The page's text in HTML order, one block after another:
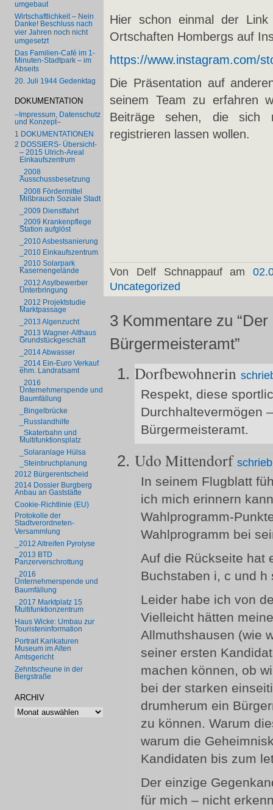
umgebaut
Wirtschaftlichkeit – Nein
Danke! Beschluss nach
vier Jahren noch nicht
umgesetzt
Das Familien-Café im 1-
Minuten-Stadtpark – im
Abseits
20. Juli 1944 Gedenktag
DOKUMENTATION
–Impressum, Datenschutz
und Konzept–
1 DOKUMENTATIONEN
2 DOSSIERS- Übersicht-
– 2015 Ulrich-Areal
Einkaufszentrum
_2008
Ausschussbesetzung
_2008 Fördermittel
Mißbrauch Soziale Stadt
_2009 Dienstfahrt
_2009 Krankenpflege
Station aufglöst
_2010 Asbestsanierung
_2010 Einkaufszentrum
_2010 Solarpark
Kasernengelände
_2012 Asylbewerber
Unterbringung
_2012 Projektstudie
Marktpassage
_2013 Algenzucht
_2013 Wagner-Althaus
Grundstückgeschäft
_2014 Abwasser
_2014 Ein-Euro Verkauf
ehm. Landratsamt
_2016
Unternehmerspende und
Baumfällung
_Bingelbrücke
_Russlandhilfe
_Skaterbahn und
Multifunktionsplatz
_Solaranlage Hülsa
_Steinbruchplanung
2012 Bürgerentscheid
2014 Dossier Burgberg
Anbau an Gaststätte
Cookie-Richtlinie (EU)
Protokolle der
Stadtverordneten-
Versammlung
_2012 Altreifen Pyrolyse
_2013 BTD
Panzerverschrottung
_2016
Unternehmerspende und
Baumfällung
_2017 Marktplatz 15
Multifunktionzentrum
Haus Wicke: Umbau zur
Touristeninformation
Portrait Karikaturen
Museum im Alten
Amtsgericht
Zehntscheune in der
Bergstraße
ARCHIV
Archiv
Hier schon einmal der
Ortschaften Hombergs auf
https://www.instagram.com/
Die Präsentation auf
seinem Team zu erfahren
Beiträge sehen, die sich
registrieren lassen wollen.
Von Delf Schnappauf am
Uncategorized
3 Kommentare zu
Bürgermeisteramt”
Dorfbewohnerin
Respekt, diese
Durchhaltevermögen
Bürgermeisteramt.
Udo Mittendorf
In seinem Flugblatt
ich mich erinnern
Wahlprogramm-
Wahlprogramm bei
Auf die Rückseite hat
Buchstaben i, c und
Leider habe ich von
Vielleicht hätten
Allmuthshausen (wie
seiner ersten
machen können, ob
bei der starken
drumherum ein
zu können. Warum
warum die
Kandidaten bis zum
Der einzige
für mich – nicht